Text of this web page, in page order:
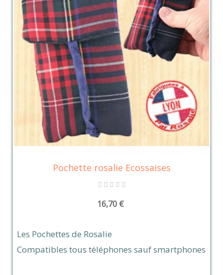
Pochette rosalie Ecossaises
16,70 €
Les Pochettes de Rosalie
Compatibles tous téléphones sauf smartphones